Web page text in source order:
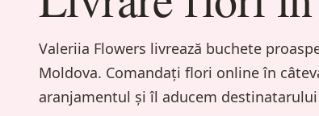
Valeriia Flowers livrează buchete
Moldova. Comandați flori online în
aranjamentul și îl aducem